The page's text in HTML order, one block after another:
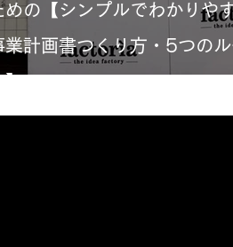
めの【シンプルでわかりやす
業計画書つくり方・5つのル